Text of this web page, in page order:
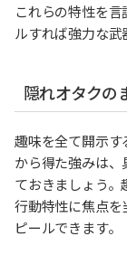
これらの特性を
ルすれば強力な武
隠れオタクの
趣味を全て開示
から得た強みは
ておきましょう
行動特性に焦点
ピールできます。